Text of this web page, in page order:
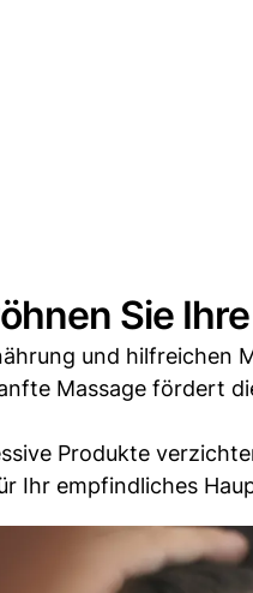
Sie
und hilfreichen
Massage fördert
Produkte
Ihr empfindliches